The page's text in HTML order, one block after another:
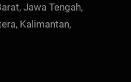
Jawa Tengah,
Kalimantan,